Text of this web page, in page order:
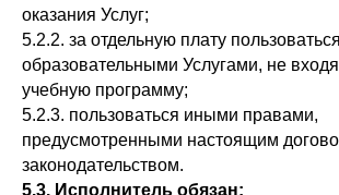
оказания Услуг;
5.2.2. за отдельную плату пользоваться
образовательными Услугами, не
учебную программу;
5.2.3. пользоваться иными правами,
предусмотренными настоящим
законодательством.
5.3. Исполнитель обязан: